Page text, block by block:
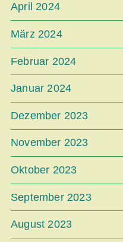
April 2024
März 2024
Februar 2024
Januar 2024
Dezember 2023
November 2023
Oktober 2023
September 2023
August 2023